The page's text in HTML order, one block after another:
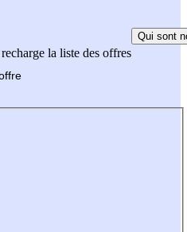
la liste des offres
Qui sont